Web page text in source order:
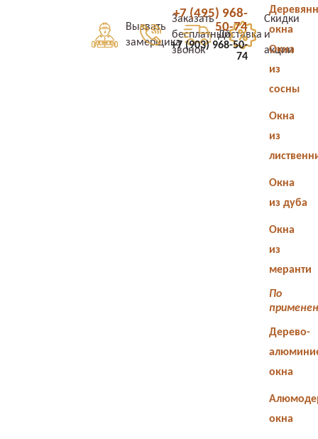
Вызвать
замерщика
Заказать
бесплатный
звонок
Доставка
Скидки
и
акции
+7 (495) 968-
50-74
+7 (903) 968-50-
74
окна
Окна
из
сосны
Окна
из
Окна
из дуба
Окна
из
меранти
По
Дерево-
окна
окна